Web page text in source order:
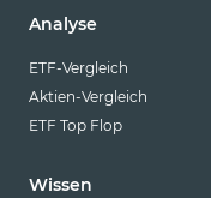
Analyse
ETF-Vergleich
Aktien-Vergleich
ETF Top Flop
Wissen